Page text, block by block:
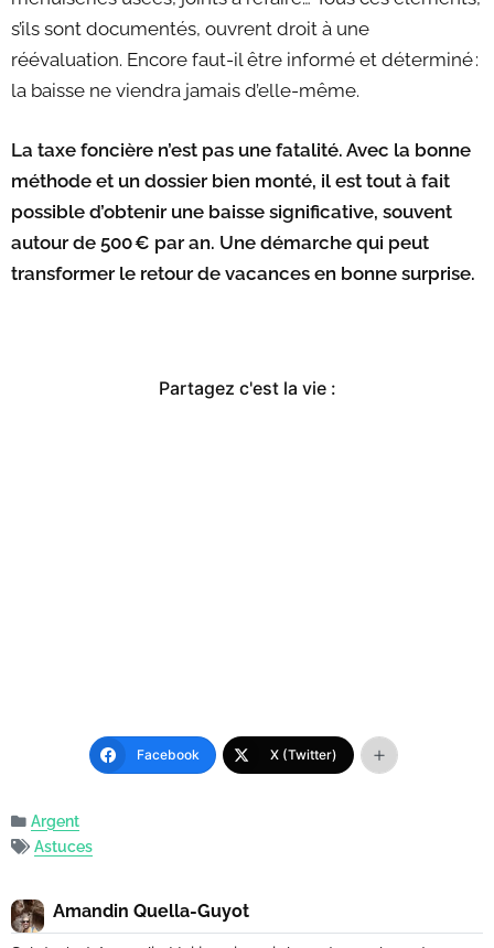
s’ils sont documentés, ouvrent droit à une
réévaluation. Encore faut-il être informé et déterminé :
la baisse ne viendra jamais d’elle-même.
La taxe foncière n’est pas une fatalité. Avec la bonne
méthode et un dossier bien monté, il est tout à fait
possible d’obtenir une baisse significative, souvent
autour de 500 € par an. Une démarche qui peut
transformer le retour de vacances en bonne surprise.
Partagez c'est la vie :
Facebook X (Twitter)
Argent
Astuces
Amandin Quella-Guyot